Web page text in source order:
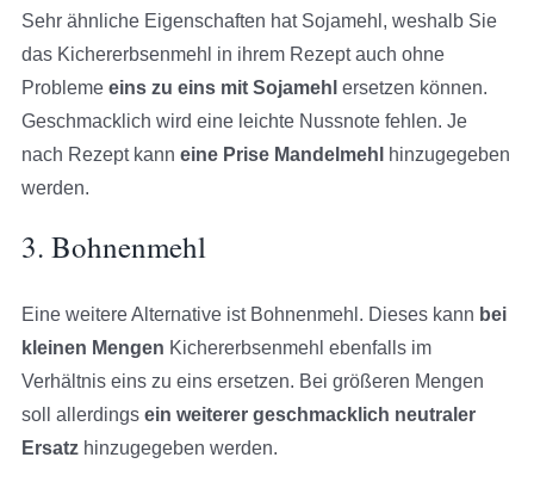
Sehr ähnliche Eigenschaften hat Sojamehl, weshalb Sie
das Kichererbsenmehl in ihrem Rezept auch ohne
Probleme eins zu eins mit Sojamehl ersetzen können.
Geschmacklich wird eine leichte Nussnote fehlen. Je
nach Rezept kann eine Prise Mandelmehl
hinzugegeben
werden.
3. Bohnenmehl
Eine weitere Alternative ist Bohnenmehl. Dieses kann bei
kleinen Mengen Kichererbsenmehl ebenfalls im
Verhältnis eins zu eins ersetzen. Bei größeren Mengen
soll allerdings ein weiterer geschmacklich neutraler
Ersatzhinzugegeben werden.